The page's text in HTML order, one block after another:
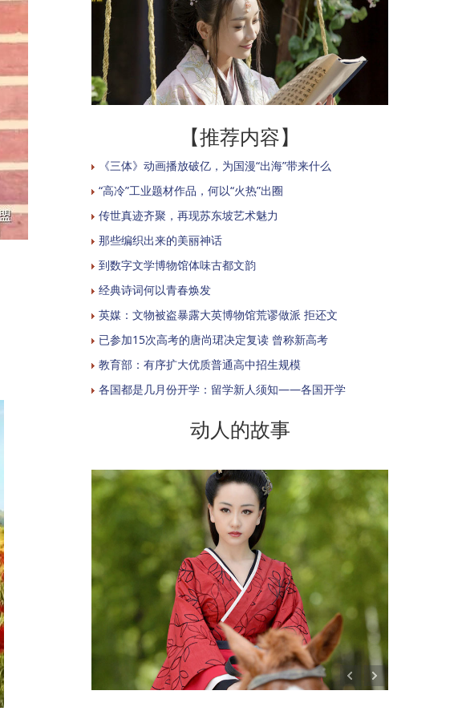
【推荐内容】
《三体》动画播放破亿，为国漫“出海”带来什么
“高冷”工业题材作品，何以“火热”出圈
传世真迹齐聚，再现苏东坡艺术魅力
那些编织出来的美丽神话
到数字文学博物馆体味古都文韵
经典诗词何以青春焕发
英媒：文物被盗暴露大英博物馆荒谬做派 拒还文
已参加15次高考的唐尚珺决定复读 曾称新高考
教育部：有序扩大优质普通高中招生规模
各国都是几月份开学：留学新人须知——各国开学
动人的故事